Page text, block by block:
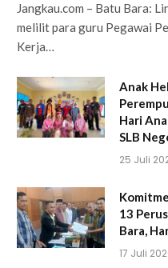
Jangkau.com – Batu Bara:
melilit para guru Pegawai
Kerja…
Anak
Hari
SLB
25 Juli
13
Bara,
17 Juli